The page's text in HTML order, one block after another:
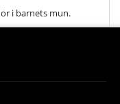
i barnets mun.